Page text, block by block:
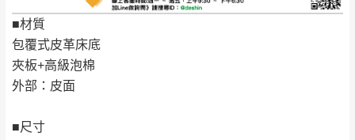
■材質
包覆式皮革床底
夾板+高級泡棉
外部：皮面
■尺寸
配送天數：5~14天
｜周（一）配送部門固定公休無送貨｜
工作天內送達，如遇國定假日將順延寄送。
退換貨說明：
若收到不良品，請於到貨日起七日內通知本
公司客服人員，我們將為您更換新品，運費